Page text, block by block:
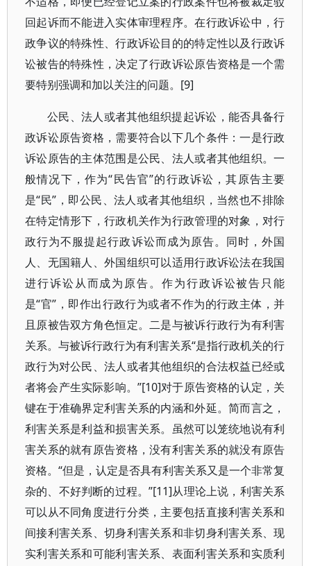
回起诉而不能进入实体审理程序。在行政诉讼中，行
政争议的特殊性、行政诉讼目的的特定性以及行政诉
讼被告的特殊性，决定了行政诉讼原告资格是一个需
要特别强调和加以关注的问题。[9]
公民、法人或者其他组织提起诉讼，能否具备行
政诉讼原告资格，需要符合以下几个条件：一是行政
诉讼原告的主体范围是公民、法人或者其他组织。一
般情况下，作为“民告官”的行政诉讼，其原告主要
是“民”，即公民、法人或者其他组织，当然也不排除
在特定情形下，行政机关作为行政管理的对象，对行
政行为不服提起行政诉讼而成为原告。同时，外国
人、无国籍人、外国组织可以适用行政诉讼法在我国
进行诉讼从而成为原告。作为行政诉讼被告只能
是“官”，即作出行政行为或者不作为的行政主体，并
且原被告双方角色恒定。二是与被诉行政行为有利害
关系。与被诉行政行为有利害关系“是指行政机关的行
政行为对公民、法人或者其他组织的合法权益已经或
者将会产生实际影响。”[10]对于原告资格的认定，关
键在于准确界定利害关系的内涵和外延。简而言之，
利害关系是利益和损害关系。虽然可以笼统地说有利
害关系的就有原告资格，没有利害关系的就没有原告
资格。“但是，认定是否具有利害关系又是一个非常复
杂的、不好判断的过程。”[11]从理论上说，利害关系
可以从不同角度进行分类，主要包括直接利害关系和
间接利害关系、切身利害关系和非切身利害关系、现
实利害关系和可能利害关系、表面利害关系和实质利